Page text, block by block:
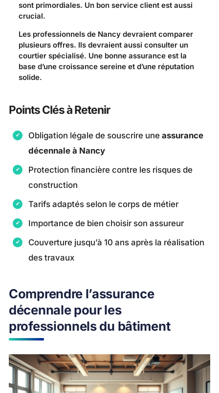
sont primordiales. Un bon service client est aussi
crucial.
Les professionnels de Nancy devraient comparer
plusieurs offres. Ils devraient aussi consulter un
courtier spécialisé. Une bonne assurance est la
base d’une croissance sereine et d’une réputation
solide.
Points Clés à Retenir
Obligation légale de souscrire une assurance
décennale à Nancy
Protection financière contre les risques de
construction
Tarifs adaptés selon le corps de métier
Importance de bien choisir son assureur
Couverture jusqu’à 10 ans après la réalisation
des travaux
Comprendre l’assurance
décennale pour les
professionnels du bâtiment